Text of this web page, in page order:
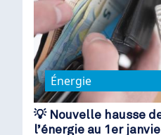
Énergie
💡 Nouvelle hausse
l’énergie au 1er